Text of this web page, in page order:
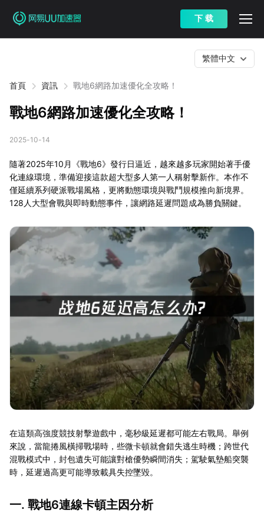
下 载
首頁 資訊 戰地6網路加速優化全攻略！
繁體中文
戰地6網路加速優化全攻略！
2025-10-14
隨著2025年10月《戰地6》發行日逼近，越來越多玩家開始著手優
化連線環境，準備迎接這款超大型多人第一人稱射擊新作。本作不
僅延續系列硬派戰場風格，更將動態環境與戰鬥規模推向新境界。
128人大型會戰與即時動態事件，讓網路延遲問題成為勝負關鍵。
在這類高強度競技射擊遊戲中，毫秒級延遲都可能左右戰局。舉例
來說，當龍捲風橫掃戰場時，些微卡頓就會錯失逃生時機；跨世代
混戰模式中，封包遺失可能讓對槍優勢瞬間消失；駕駛氣墊船突襲
時，延遲過高更可能導致載具失控墜毀。
一. 戰地6連線卡頓主因分析